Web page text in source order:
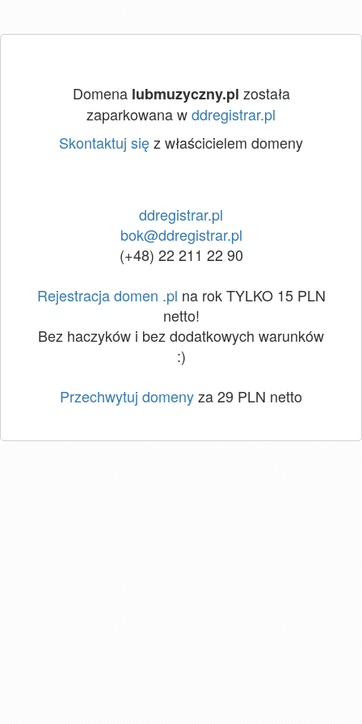
Domena lubmuzyczny.pl została
zaparkowana wddregistrar.pl
Skontaktuj sięz właścicielem domeny
ddregistrar.pl
bok@ddregistrar.pl
(+48) 22 211 22 90
Rejestracja domen .pl na rok TYLKO 15 PLN
netto!
Bez haczyków i bez dodatkowych warunków
:)
Przechwytuj domenyza 29 PLN netto